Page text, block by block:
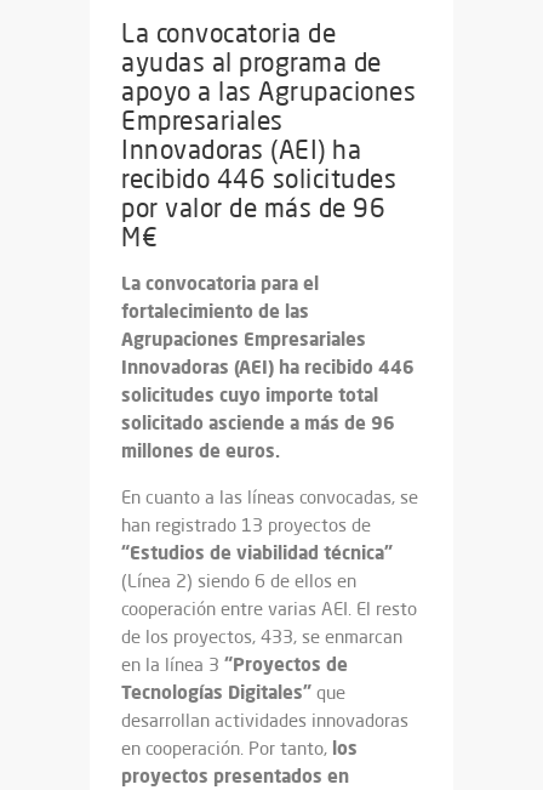
La convocatoria de
ayudas al programa de
apoyo a las Agrupaciones
Empresariales
Innovadoras (AEI) ha
recibido 446 solicitudes
por valor de más de 96
M€
La convocatoria para el
fortalecimiento de las
Agrupaciones Empresariales
Innovadoras (AEI) ha recibido 446
solicitudes cuyo importe total
solicitado asciende a más de 96
millones de euros.
En cuanto a las líneas convocadas, se
han registrado 13 proyectos de
“Estudios de viabilidad técnica”
(Línea 2) siendo 6 de ellos en
cooperación entre varias AEI. El resto
de los proyectos, 433, se enmarcan
en la línea 3 “Proyectos de
Tecnologías Digitales” que
desarrollan actividades innovadoras
en cooperación. Por tanto, los
proyectos presentados en